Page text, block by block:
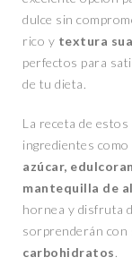
dulce sin
rico y textura
perfectos para
de tu dieta.
La receta de
ingredientes como
azúcar,
mantequilla de
hornea y disfruta
sorprenderán con
carbohidratos.